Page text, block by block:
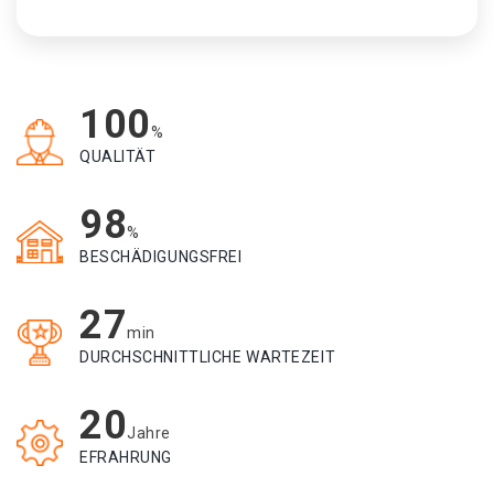
100%
QUALITÄT
98%
BESCHÄDIGUNGSFREI
27min
DURCHSCHNITTLICHE WARTEZEIT
20Jahre
EFRAHRUNG